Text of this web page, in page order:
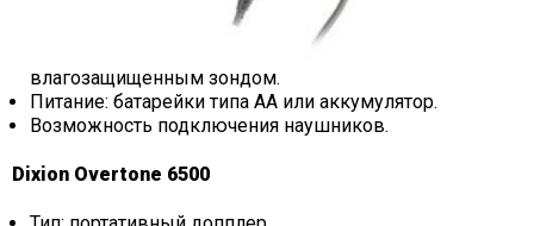
влагозащищенным зондом.
Питание: батарейки типа AA или аккумулятор.
Возможность подключения наушников.
Dixion Overtone 6500